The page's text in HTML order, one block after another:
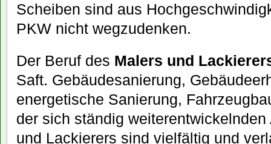
Scheiben sind aus
PKW nicht wegzudenken.
Der Beruf des Malers und
Saft. Gebäudesanierung,
energetische Sanierung,
der sich ständig
und Lackierers sind vielfältig und